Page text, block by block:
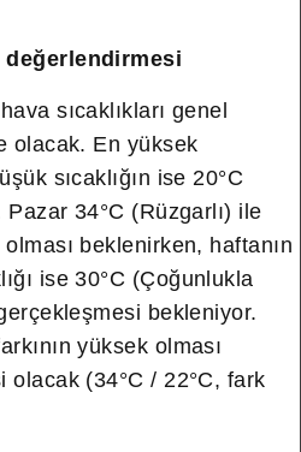
değerlendirmesi
sıcaklıkları genel
olacak. En yüksek
sıcaklığın ise 20°C
34°C (Rüzgarlı) ile
beklenirken, haftanın
ise 30°C (Çoğunlukla
bekleniyor.
yüksek olması
olacak (34°C / 22°C, fark